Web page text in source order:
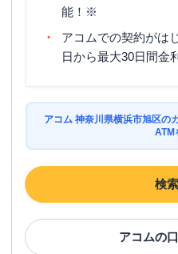
能！※
アコムでの契約がは
日から最大30日間金
アコム 神奈川県横浜市旭区の
ATM
検
アコムの